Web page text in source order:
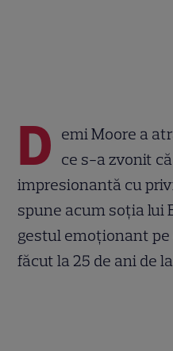
D emi Moore a
ce s-a zvonit
impresionantă cu
spune acum soția lui
gestul emoționant
făcut la 25 de ani de